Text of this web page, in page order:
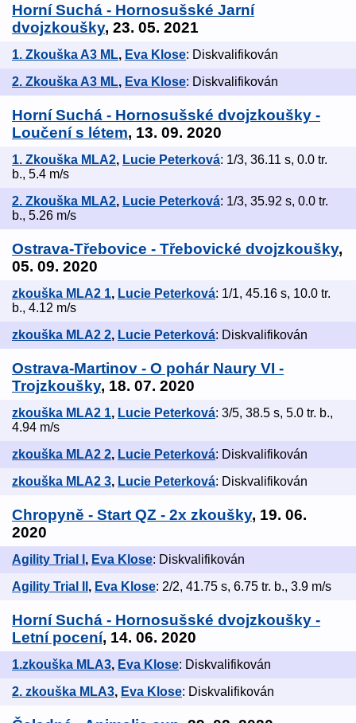
Horní Suchá - Hornosušské Jarní
dvojzkoušky, 23. 05. 2021
1. Zkouška A3 ML, Eva Klose: Diskvalifikován
2. Zkouška A3 ML, Eva Klose: Diskvalifikován
Horní Suchá - Hornosušské dvojzkoušky -
Loučení s létem, 13. 09. 2020
1. Zkouška MLA2, Lucie Peterková: 1/3, 36.11 s, 0.0 tr.
b., 5.4 m/s
2. Zkouška MLA2, Lucie Peterková: 1/3, 35.92 s, 0.0 tr.
b., 5.26 m/s
Ostrava-Třebovice - Třebovické dvojzkoušky,
05. 09. 2020
zkouška MLA2 1, Lucie Peterková: 1/1, 45.16 s, 10.0 tr.
b., 4.12 m/s
zkouška MLA2 2, Lucie Peterková: Diskvalifikován
Ostrava-Martinov - O pohár Naury VI -
Trojzkoušky, 18. 07. 2020
zkouška MLA2 1, Lucie Peterková: 3/5, 38.5 s, 5.0 tr. b.,
4.94 m/s
zkouška MLA2 2, Lucie Peterková: Diskvalifikován
zkouška MLA2 3, Lucie Peterková: Diskvalifikován
Chropyně - Start QZ - 2x zkoušky, 19. 06.
2020
Agility Trial I , Eva Klose: Diskvalifikován
Agility Trial II , Eva Klose: 2/2, 41.75 s, 6.75 tr. b., 3.9 m/s
Horní Suchá - Hornosušské dvojzkoušky -
Letní pocení, 14. 06. 2020
1.zkouška MLA3, Eva Klose: Diskvalifikován
2. zkouška MLA3, Eva Klose: Diskvalifikován